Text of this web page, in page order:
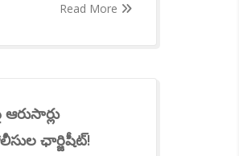
Read More
ఛార్జిషీట్!